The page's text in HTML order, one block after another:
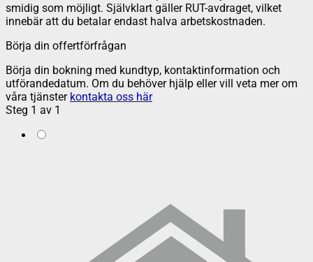
smidig som möjligt. Självklart gäller RUT-avdraget, vilket
innebär att du betalar endast halva arbetskostnaden.
Börja din offertförfrågan
Börja din bokning med kundtyp, kontaktinformation och
utförandedatum. Om du behöver hjälp eller vill veta mer om
våra tjänster kontakta oss här
Steg 1 av 1